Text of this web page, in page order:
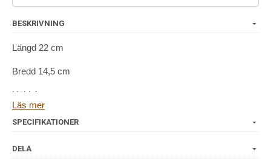
BESKRIVNING
Längd 22 cm
Bredd 14,5 cm
Höjd 4 cm
Läs mer
SPECIFIKATIONER
DELA